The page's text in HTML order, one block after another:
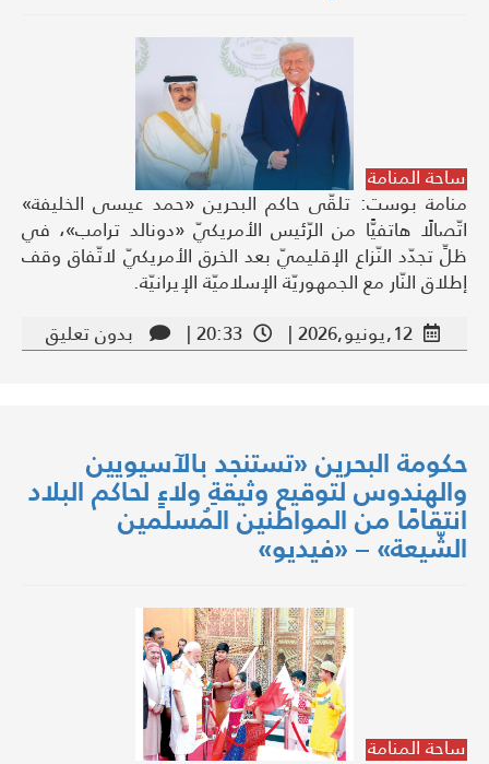
ساحة المنامة
منامة بوست: تلقّى حاكم البحرين «حمد عيسى الخليفة»
اتّصالًا هاتفيًّا من الرّئيس الأمريكيّ «دونالد ترامب»، في
ظلِّ تجدّد النّزاع الإقليميّ بعد الخرق الأمريكيّ لاتّفاق وقف
إطلاق النّار مع الجمهوريّة الإسلاميّة الإيرانيّة.
12,يونيو,2026 |
20:33 | بدون تعليق
حكومة البحرين «تستنجد بالآسيويين
والهندوس لتوقيع وثيقةِ ولاءٍ لحاكم البلاد
انتقامًا من المواطنين المُسلمين
الشّيعة» – «فيديو»
ساحة المنامة